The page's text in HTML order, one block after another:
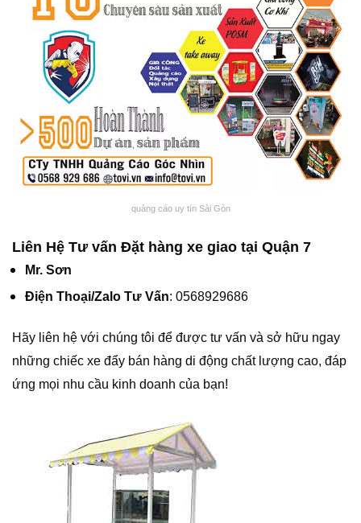
quảng cáo uy tín Sài Gòn
Liên Hệ Tư vấn Đặt hàng xe giao tại Quận 7
Mr. Sơn
Điện Thoại/Zalo Tư Vấn: 0568929686
Hãy liên hệ với chúng tôi để được tư vấn và sở hữu ngay
những chiếc xe đẩy bán hàng di động chất lượng cao, đáp
ứng mọi nhu cầu kinh doanh của bạn!